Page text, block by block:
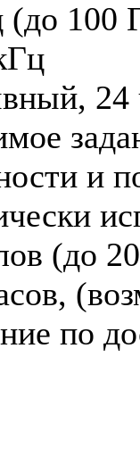
100
24
и
(до
по